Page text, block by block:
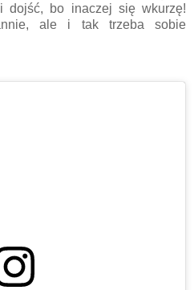
dojść, bo inaczej się wkurzę!
ale i tak trzeba sobie